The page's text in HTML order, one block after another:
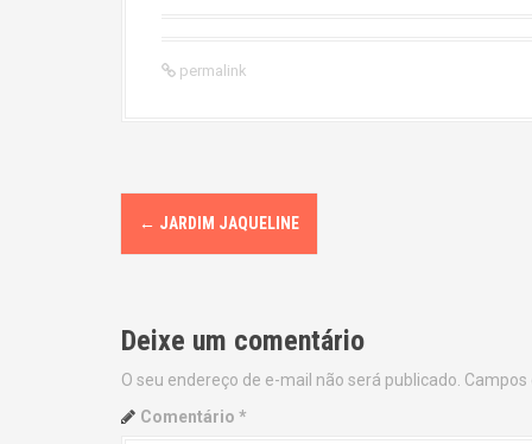
permalink
P
o
t
n
← JARDIM JAQUELINE
Deixe um comentário
O seu endereço de e-mail não será publicado.
Comentário *